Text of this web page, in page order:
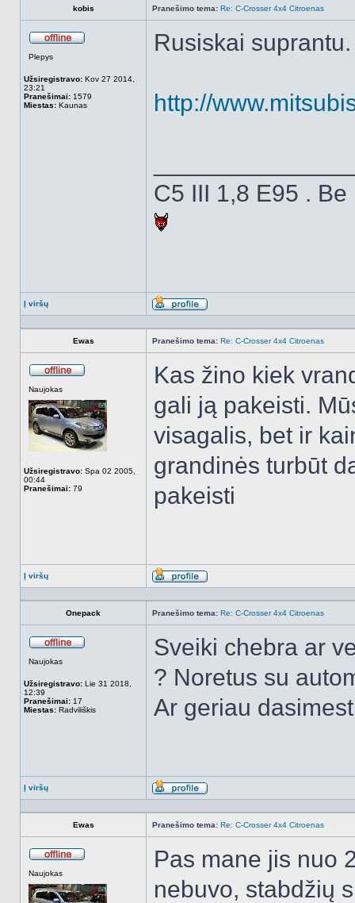
kobis Pranešimo tema: Re: C-Crosser 4x4 Citroenas
Plepys
Užsiregistravo: Kov 27 2014,
23:21
Pranešimai: 1579
Miestas: Kaunas
Rusiskai
http://
C5 III 1,8 E95 .
Į viršų
Aprašymas
Ewas Pranešimo tema: Re: C-Crosser 4x4 Citroenas
Naujokas
Užsiregistravo: Spa 02 2005,
00:44
Pranešimai: 79
Kas žino kiek
gali ją pakeisti.
visagalis, bet ir
grandinės turbūt
pakeisti
Į viršų
Aprašymas
Onepack Pranešimo tema: Re: C-Crosser 4x4 Citroenas
Naujokas
Užsiregistravo: Lie 31 2018,
12:39
Pranešimai: 17
Miestas: Radviliškis
Sveiki chebra ar
? Noretus su
Ar geriau
Į viršų
Aprašymas
Ewas Pranešimo tema: Re: C-Crosser 4x4 Citroenas
Naujokas
Pas mane jis nuo
nebuvo, stabdžių